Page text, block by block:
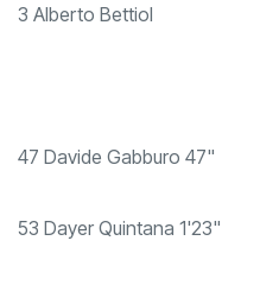
3 Alberto Bettiol
47 Davide Gabburo 47"
53 Dayer Quintana 1'23"